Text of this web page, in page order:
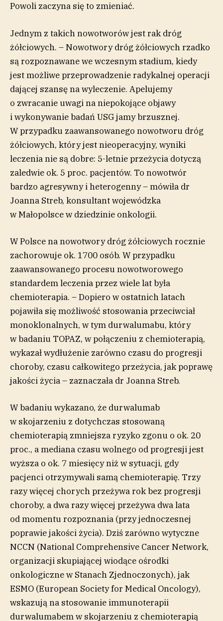
Powoli zaczyna się to zmieniać.
Jednym z takich nowotworów jest rak dróg
żółciowych. – Nowotwory dróg żółciowych rzadko
są rozpoznawane we wczesnym stadium, kiedy
jest możliwe przeprowadzenie radykalnej operacji
dającej szansę na wyleczenie. Apelujemy
o zwracanie uwagi na niepokojące objawy
i wykonywanie badań USG jamy brzusznej.
W przypadku zaawansowanego nowotworu dróg
żółciowych, który jest nieoperacyjny, wyniki
leczenia nie są dobre: 5-letnie przeżycia dotyczą
zaledwie ok. 5 proc. pacjentów. To nowotwór
bardzo agresywny i heterogenny – mówiła dr
Joanna Streb, konsultant wojewódzka
w Małopolsce w dziedzinie onkologii.
W Polsce na nowotwory dróg żółciowych rocznie
zachorowuje ok. 1700 osób. W przypadku
zaawansowanego procesu nowotworowego
standardem leczenia przez wiele lat była
chemioterapia. – Dopiero w ostatnich latach
pojawiła się możliwość stosowania przeciwciał
monoklonalnych, w tym durwalumabu, który
w badaniu TOPAZ, w połączeniu z chemioterapią,
wykazał wydłużenie zarówno czasu do progresji
choroby, czasu całkowitego przeżycia, jak poprawę
jakości życia – zaznaczała dr Joanna Streb.
W badaniu wykazano, że durwalumab
w skojarzeniu z dotychczas stosowaną
chemioterapią zmniejsza ryzyko zgonu o ok. 20
proc., a mediana czasu wolnego od progresji jest
wyższa o ok. 7 miesięcy niż w sytuacji, gdy
pacjenci otrzymywali samą chemioterapię. Trzy
razy więcej chorych przeżywa rok bez progresji
choroby, a dwa razy więcej przeżywa dwa lata
od momentu rozpoznania (przy jednoczesnej
poprawie jakości życia). Dziś zarówno wytyczne
NCCN (National Comprehensive Cancer Network,
organizacji skupiającej wiodące ośrodki
onkologiczne w Stanach Zjednoczonych), jak
ESMO (European Society for Medical Oncology),
wskazują na stosowanie immunoterapii
durwalumabem w skojarzeniu z chemioterapią